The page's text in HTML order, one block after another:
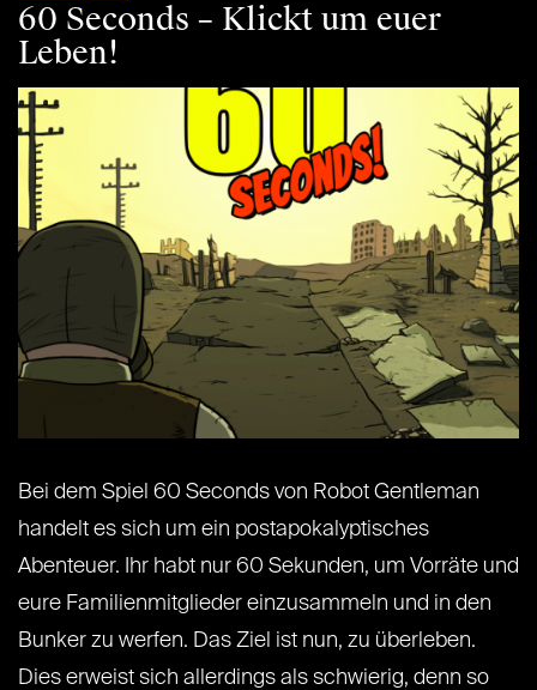
60 Seconds – Klickt um euer
Leben!
Bei dem Spiel 60 Seconds von Robot Gentleman
handelt es sich um ein postapokalyptisches
Abenteuer. Ihr habt nur 60 Sekunden, um Vorräte und
eure Familienmitglieder einzusammeln und in den
Bunker zu werfen. Das Ziel ist nun, zu überleben.
Dies erweist sich allerdings als schwierig, denn so